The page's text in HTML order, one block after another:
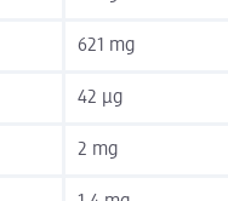
621 mg
42 µg
2 mg